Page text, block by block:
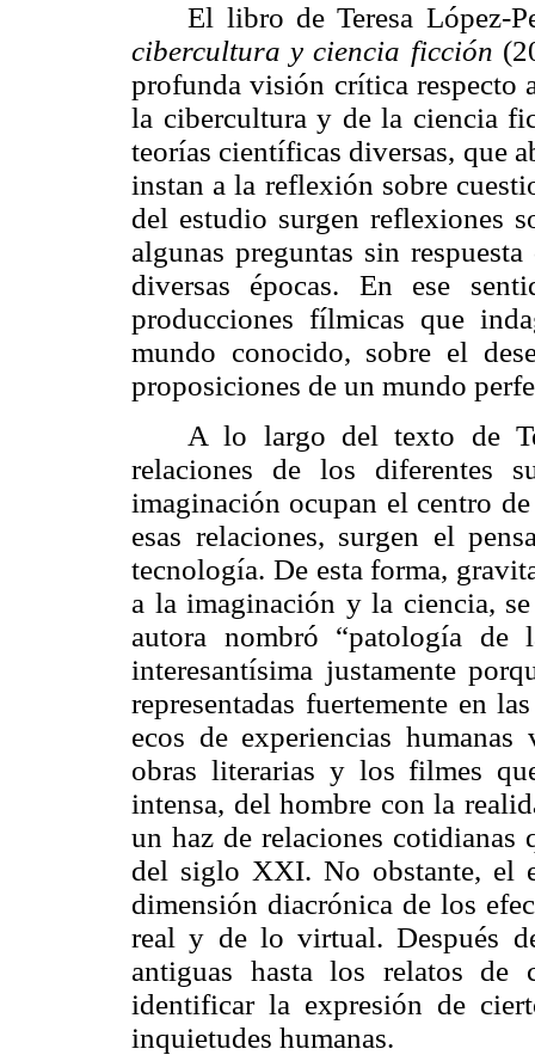
El libro de Teresa López-
cibercultura y ciencia ficción
profunda visión crítica respecto
la cibercultura y de la ciencia
teorías científicas diversas, que
instan a la reflexión sobre
del estudio surgen reflexiones
algunas preguntas sin
diversas épocas. En ese
producciones fílmicas que
mundo conocido, sobre el
proposiciones de un mundo
A lo largo del texto de
relaciones de los diferentes
imaginación ocupan el centro
esas relaciones, surgen el
tecnología. De esta forma,
a la imaginación y la ciencia,
autora nombró “patología
interesantísima justamente
representadas fuertemente en
ecos de experiencias
obras literarias y los filmes
intensa, del hombre con la
un haz de relaciones cotidianas
del siglo XXI. No obstante, el
dimensión diacrónica de los
real y de lo virtual. Después
antiguas hasta los relatos de
identificar la expresión de
inquietudes humanas.